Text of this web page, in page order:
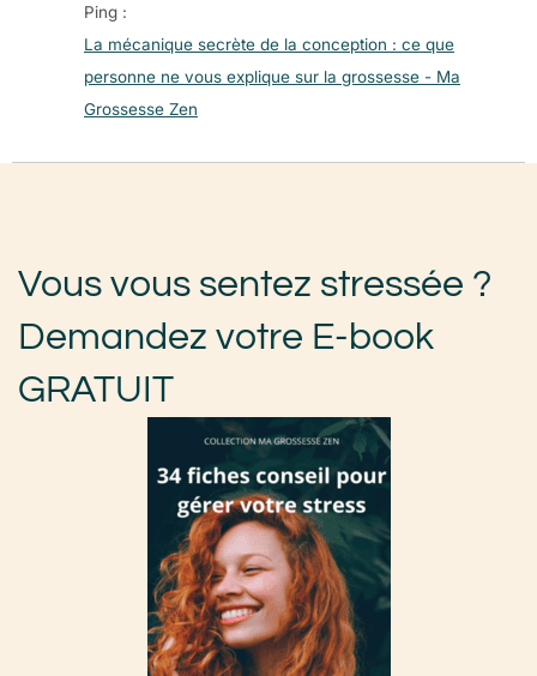
Ping :
La mécanique secrète de la conception : ce que
personne ne vous explique sur la grossesse - Ma
Grossesse Zen
Vous vous sentez stressée ?
Demandez votre E-book
GRATUIT